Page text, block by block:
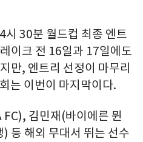
시 30분 월드컵 최종 엔트
이크 전 16일과 17일에도
만, 엔트리 선정이 마무리
는 이번이 마지막이다.
김민재(바이에른 뮌
등 해외 무대서 뛰는 선수